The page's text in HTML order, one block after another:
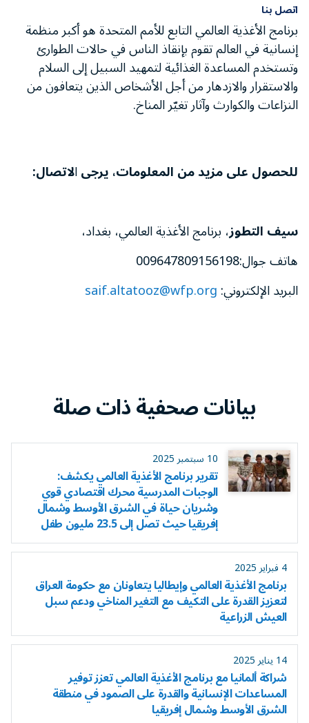
اتصل بنا
برنامج الأغذية العالمي التابع للأمم المتحدة هو أكبر منظمة
إنسانية في العالم تقوم بإنقاذ الناس في حالات الطوارئ
وتستخدم المساعدة الغذائية لتمهيد السبيل إلى السلام
والاستقرار والازدهار من أجل الأشخاص الذين يتعافون من
النزاعات والكوارث وآثار تغيّر المناخ.
للحصول على مزيد من المعلومات، يرجىالاتصال:
سيف التطوز، برنامج الأغذية العالمي، بغداد،
هاتف جوال:009647809156198
البريد الإلكتروني:saif.altatooz@wfp.org
بيانات صحفية ذات صلة
10 سبتمبر 2025
تقرير برنامج الأغذية العالمي يكشف:
الوجبات المدرسية محرك اقتصادي قوي
وشريان حياة في الشرق الأوسط وشمال
إفريقيا حيث تصل إلى 23.5 مليون طفل
4 فبراير 2025
برنامج الأغذية العالمي وإيطاليا يتعاونان مع حكومة العراق
لتعزيز القدرة على التكيف مع التغير المناخي ودعم سبل
العيش الزراعية
14 يناير 2025
شراكة ألمانيا مع برنامج الأغذية العالمي تعزز توفير
المساعدات الإنسانية والقدرة على الصمود في منطقة
الشرق الأوسط وشمال إفريقيا